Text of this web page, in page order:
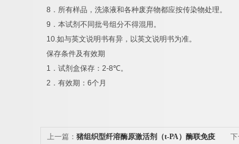
8 ．所有样品，洗涤液和各种废弃物都应按传染物处理。
9 ．本试剂不同批号组分不得混用。
10.如与英文说明书有异，以英文说明书为准。
保存条件及有效期
1 ．试剂盒保存： 2-8℃。
2 ．有效期： 6个月
上一篇： 猪组织型纤溶酶原激活剂（t-PA）酶联免疫 下